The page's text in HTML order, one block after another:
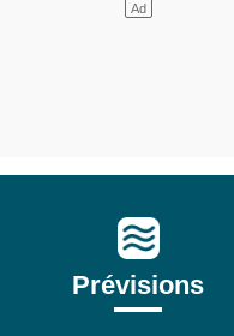
Prévisions